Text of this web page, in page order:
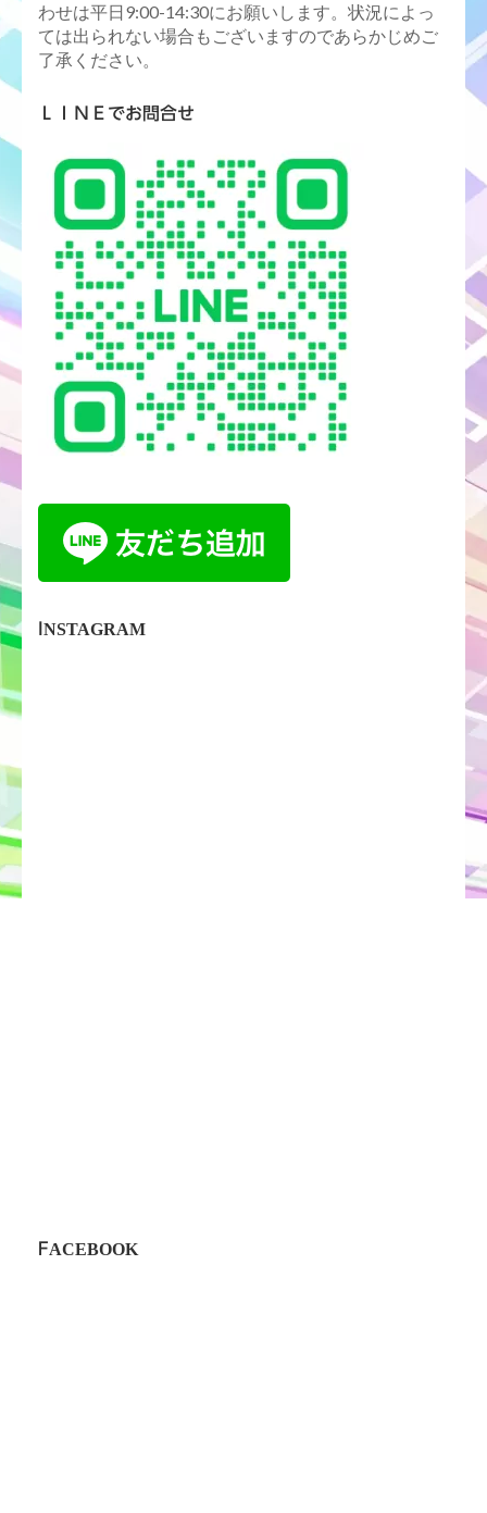
わせは平日9:00-14:30にお願いします。状況によっ
ては出られない場合もございますのであらかじめご
了承ください。
ＬＩＮＥでお問合せ
INSTAGRAM
FACEBOOK